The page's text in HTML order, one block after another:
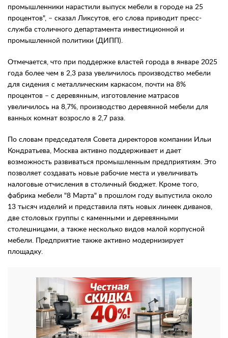
промышленники нарастили выпуск мебели в городе на 25
процентов", – сказал Ликсутов, его слова приводит пресс-
служба столичного департамента инвестиционной и
промышленной политики (ДИПП).
Отмечается, что при поддержке властей города в январе 2025
года более чем в 2,3 раза увеличилось производство мебели
для сидения с металлическим каркасом, почти на 8%
процентов – с деревянным, изготовление матрасов
увеличилось на 8,7%, производство деревянной мебели для
ванных комнат возросло в 2,7 раза.
По словам председателя Совета директоров компании Ильи
Кондратьева, Москва активно поддерживает и дает
возможность развиваться промышленным предприятиям. Это
позволяет создавать новые рабочие места и увеличивать
налоговые отчисления в столичный бюджет. Кроме того,
фабрика мебели "8 Марта" в прошлом году выпустила около
13 тысяч изделий и представила пять новых линеек диванов,
две столовых группы с каменными и деревянными
столешницами, а также несколько видов малой корпусной
мебели. Предприятие также активно модернизирует
площадку.